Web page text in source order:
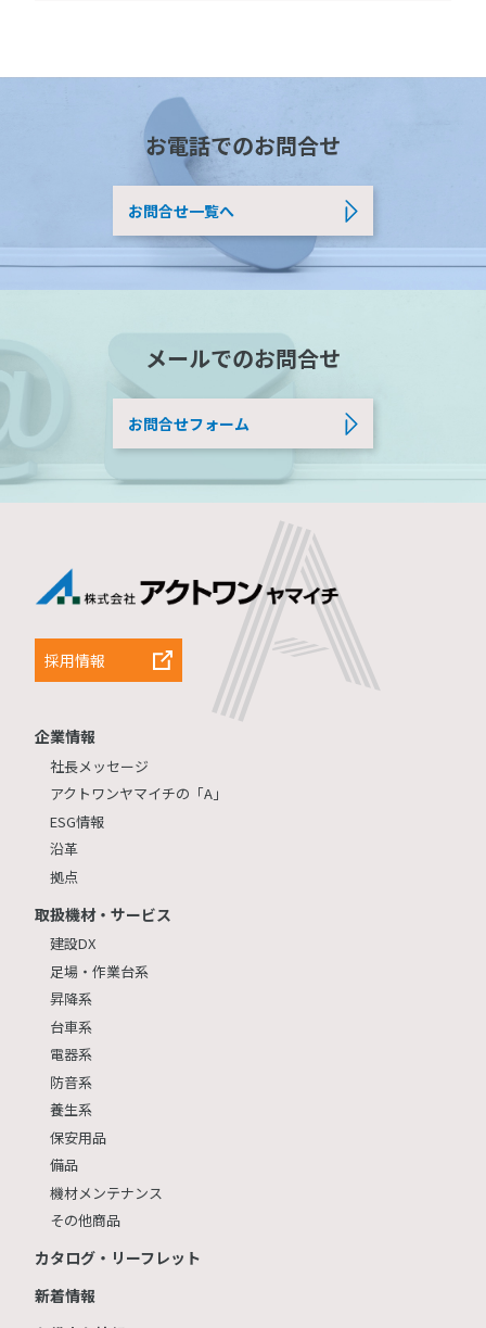
お電話でのお問合せ
お問合せ一覧へ
メールでのお問合せ
お問合せフォーム
採用情報
企業情報
社長メッセージ
アクトワンヤマイチの「A」
ESG情報
沿革
拠点
取扱機材・サービス
建設DX
足場・作業台系
昇降系
台車系
電器系
防音系
養生系
保安用品
備品
機材メンテナンス
その他商品
カタログ・リーフレット
新着情報